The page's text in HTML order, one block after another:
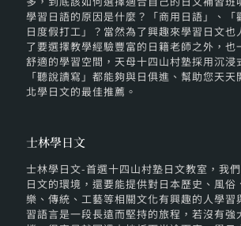
學習日語的原因是什麼？「商用日語」、「
日度假打工」？當然為了興趣來學習日文也
了要選擇教學經驗豐富的日籍老師之外，也
舒適的學習空間，天母十四山村塾採用沉浸
「聽說讀寫」都能夠與日俱進、幫助您天
北學日文的最佳推薦。
士林學日文
士林學日文-首選十四山村塾日文教室，我
日文的環境，還要能提供對日本歷史、風俗
樂、傳統、工藝等相關文化有興趣的人學習
習語言是一段長遠而堅持的旅程，若沒有強